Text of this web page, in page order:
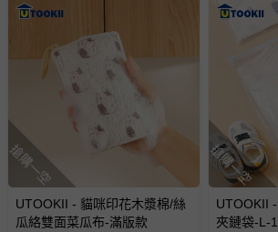
示字句等說明貼紙、封條者。
國際航空、客運、訂房等服務。
相關的退換貨辦理流程，可詳見： 退換
其他常見問題：
運送服務：目前提供的運送僅限台灣本
區，可能會無法配送，或須依據商品需
亦保留出貨與否的權利。離島、偏遠地
費用，可能會另需加收。
搶購一空
UTOOKII - 貓咪印花木漿棉/絲
瓜絡雙面菜瓜布-滿版款
搶購一空
UTOOKII
夾鏈袋-L-